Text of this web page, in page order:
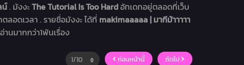
น์. มังงะThe Tutorial Is Too Hardอัทเดทอยู่ตลอดที่เว็บ
อดเวลา . รายชื่อมังงะ ได้ที่ makimaaaaa | มากีม้าาาาา
นมากกว่า1พันเรื่อง
ก่อนหน้านี้ ถัดไป